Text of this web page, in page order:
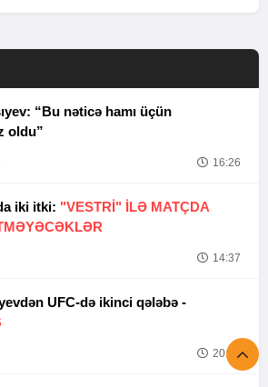
“Bu nəticə hamı üçün
oldu”
16:26
iki itki: "VESTRİ" İLƏ MATÇDA
14:37
Tofiq Musayevdən UFC-də ikinci qələbə -
20:52